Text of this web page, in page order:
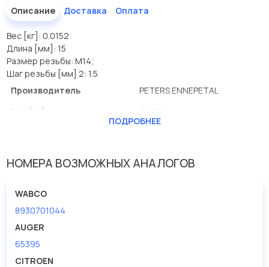
Описание Доставка Оплата
Вес [кг]: 0.0152
Длина [мм]: 15
Размер резьбы: M14;
Шаг резьбы [мм] 2: 1.5
Производитель
PETERS ENNEPETAL
Вес [кг]
ПОДРОБНЕЕ
НОМЕРА ВОЗМОЖНЫХ АНАЛОГОВ
WABCO
8930701044
AUGER
65395
CITROEN